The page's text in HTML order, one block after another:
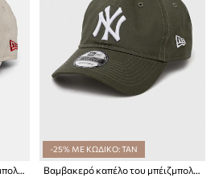
Βαμβακερό καπέλο του μπέιζμπολ New Era
-25% ΜΕ ΚΩΔΙΚΟ: TAN
Βαμβακερό καπέλο του μπέιζμπολ New Era LEAGUE ESSENTIAL 9TWENTY®